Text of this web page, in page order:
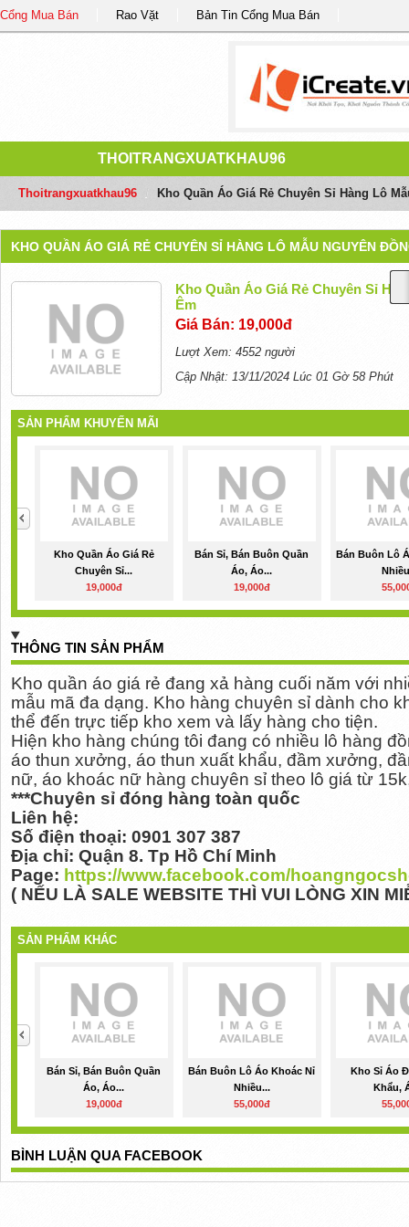
Cổng Mua Bán Rao Vặt Bản Tin Cổng Mua Bán
THOITRANGXUATKHAU96
Thoitrangxuatkhau96 Kho Quần Áo Giá Rẻ Chuyên Sỉ Hàng Lô
KHO QUẦN ÁO GIÁ RẺ CHUYÊN SỈ HÀNG LÔ MẪU NGUYÊN
Kho Quần Áo Giá Rẻ Chuyên Sỉ
Êm
Giá Bán: 19,000đ
Lượt Xem: 4552 người
Cập Nhật: 13/11/2024 Lúc 01 Gờ 58 Phút
SẢN PHẨM KHUYẾN MÃI
Kho Quần Áo Giá Rẻ
Chuyên Sỉ...
19,000đ
Bán Sỉ, Bán Buôn Quần
Áo, Áo...
19,000đ
Bán Buôn Lô
THÔNG TIN SẢN PHẨM
Kho quần áo giá rẻ đang xả hàng cuối năm với
mẫu mã đa dạng. Kho hàng chuyên sỉ dành cho
thể đến trực tiếp kho xem và lấy hàng cho tiện.
Hiện kho hàng chúng tôi đang có nhiều lô hàng
áo thun xưởng, áo thun xuất khẩu, đầm xưởng,
nữ, áo khoác nữ hàng chuyên sỉ theo lô giá từ
***Chuyên sỉ đóng hàng toàn quốc
Liên hệ:
Số điện thoại: 0901 307 387
Địa chỉ: Quận 8. Tp Hồ Chí Minh
Page: https://www.facebook.com/
( NẾU LÀ SALE WEBSITE THÌ VUI LÒNG XIN
SẢN PHẨM KHÁC
Bán Sỉ, Bán Buôn Quần
Áo, Áo...
19,000đ
Bán Buôn Lô Áo Khoác Nỉ
Nhiều...
55,000đ
Kho Sỉ Áo
Khẩu,
BÌNH LUẬN QUA FACEBOOK